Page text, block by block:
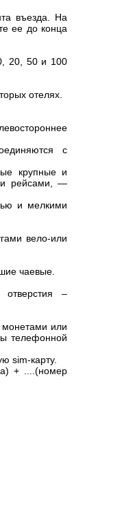
въезда. На
ее до конца
20, 50 и 100
отелях.
с
крупные и
рейсами, —
и мелкими
вело-или
чаевые.
–
или
телефонной
sim-карту.
+ ....(номер